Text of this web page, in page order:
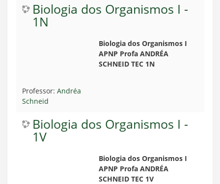
Biologia dos Organismos I -
1N
Biologia dos Organismos I
APNP Profa ANDRÉA
SCHNEID TEC 1N
Professor: Andréa
Schneid
Biologia dos Organismos I -
1V
Biologia dos Organismos I
APNP Profa ANDRÉA
SCHNEID TEC 1V